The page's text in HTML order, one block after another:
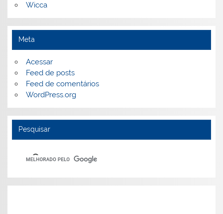
Wicca
Meta
Acessar
Feed de posts
Feed de comentários
WordPress.org
Pesquisar